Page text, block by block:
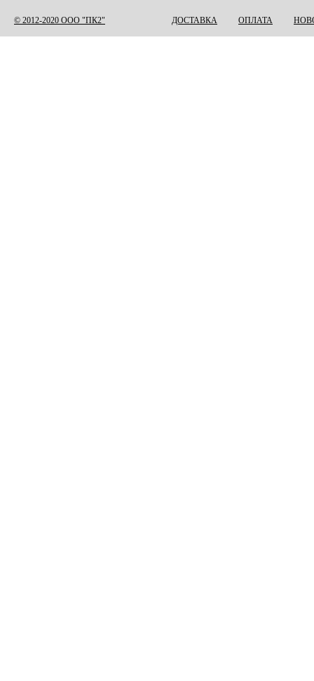
© 2012-2020 ООО "ПК2" ДОСТАВКА ОПЛАТА